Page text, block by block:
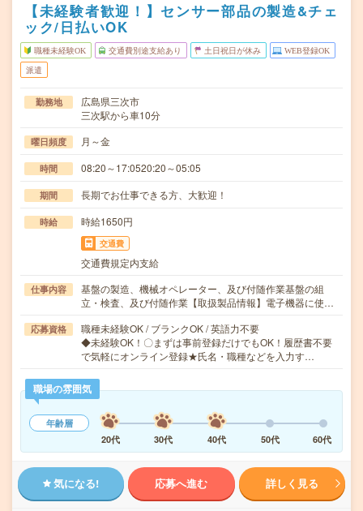
【未経験者歓迎！】センサー部品の製造&チェ
ック/日払いOK
職種未経験OK 交通費別途支給あり 土日祝日が休み WEB登録OK
派遣
勤務地
広島県三次市
三次駅から車10分
曜日頻度 月～金
時間 08:20～17:0520:20～05:05
期間 長期でお仕事できる方、大歓迎！
時給 時給1650円
交通費
交通費規定内支給
仕事内容
基盤の製造、機械オペレーター、及び付随作業基盤の組
立・検査、及び付随作業【取扱製品情報】電子機器に使…
応募資格
職種未経験OK / ブランクOK / 英語力不要
◆未経験OK！〇まずは事前登録だけでもOK！履歴書不要
で気軽にオンライン登録★氏名・職種などを入力す…
職場の雰囲気
年齢層
20代
30代 40代 50代 60代
気になる! 応募へ進む 詳しく見る